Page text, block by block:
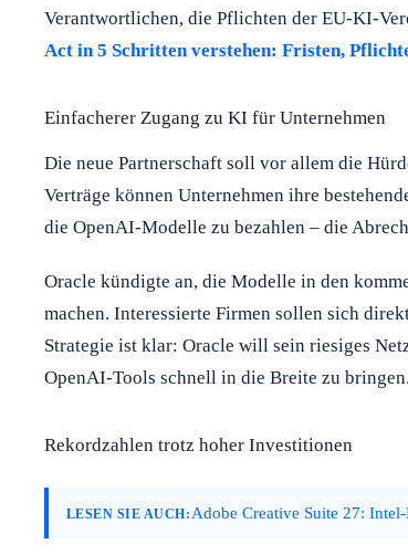
Verantwortlichen, die Pflichten der EU-KI-
Act in 5 Schritten verstehen: Fristen,
Einfacherer Zugang zu KI für Unternehmen
Die neue Partnerschaft soll vor allem die
Verträge können Unternehmen ihre
die OpenAI-Modelle zu bezahlen – die
Oracle kündigte an, die Modelle in den
machen. Interessierte Firmen sollen sich
Strategie ist klar: Oracle will sein riesiges
OpenAI-Tools schnell in die Breite zu bringen.
Rekordzahlen trotz hoher Investitionen
LESEN SIE AUCH: Adobe Creative Suite 27: